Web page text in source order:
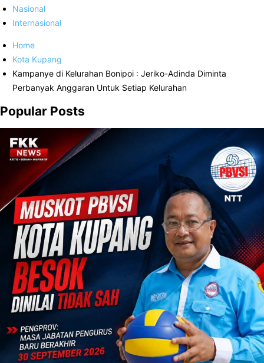
Nasional
Internasional
Home
Kota Kupang
Kampanye di Kelurahan Bonipoi : Jeriko-Adinda Diminta
Perbanyak Anggaran Untuk Setiap Kelurahan
Popular Posts